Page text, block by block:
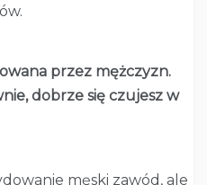
przez mężczyzn.
dobrze się czujesz w
męski zawód, ale